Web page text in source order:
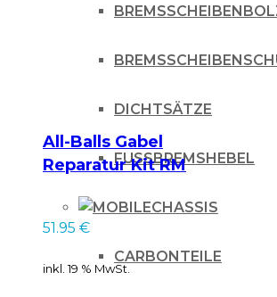
DICHTSÄTZE
FUSSBREMSHEBEL
CHASSIS
CARBONTEILE
All-Balls Gabel
Reparatur Kit RM
51.95 €
inkl. 19 % MwSt.